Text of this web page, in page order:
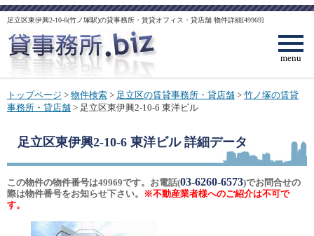
足立区東伊興2-10-6(竹ノ塚駅)の貸事務所・賃貸オフィス・貸店舗 物件詳細[49969]
menu
トップページ > 物件検索 > 足立区の賃貸事務所・貸店舗 > 竹ノ塚の賃貸
事務所・貸店舗 > 足立区東伊興2-10-6 東洋ビル
足立区東伊興2-10-6 東洋ビル詳細データ
この物件の物件番号は49969です。お電話(03-6260-6573)でお問合せの
際は物件番号をお知らせ下さい。
※不動産業者様へのご紹介は不可で
す。